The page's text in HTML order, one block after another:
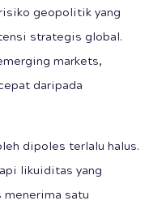
geopolitik yang
strategis global.
markets,
daripada
dipoles terlalu halus.
likuiditas yang
satu